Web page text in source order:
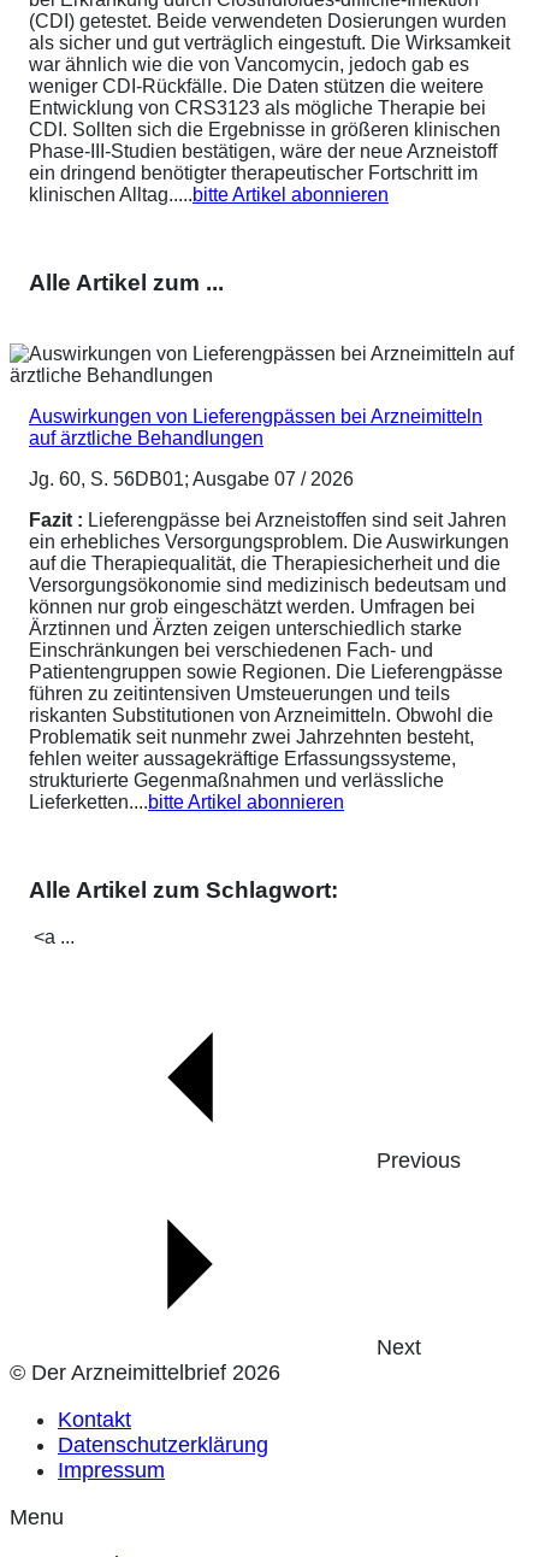
(CDI) getestet. Beide verwendeten Dosierungen wurden
als sicher und gut verträglich eingestuft. Die Wirksamkeit
war ähnlich wie die von Vancomycin, jedoch gab es
weniger CDI-Rückfälle. Die Daten stützen die weitere
Entwicklung von CRS3123 als mögliche Therapie bei
CDI. Sollten sich die Ergebnisse in größeren klinischen
Phase-III-Studien bestätigen, wäre der neue Arzneistoff
ein dringend benötigter therapeutischer Fortschritt im
klinischen Alltag.....bitte Artikel abonnieren
Alle Artikel zum ...
Auswirkungen von Lieferengpässen bei Arzneimitteln
auf ärztliche Behandlungen
Jg. 60, S. 56DB01; Ausgabe 07 / 2026
Fazit : Lieferengpässe bei Arzneistoffen sind seit Jahren
ein erhebliches Versorgungsproblem. Die Auswirkungen
auf die Therapiequalität, die Therapiesicherheit und die
Versorgungsökonomie sind medizinisch bedeutsam und
können nur grob eingeschätzt werden. Umfragen bei
Ärztinnen und Ärzten zeigen unterschiedlich starke
Einschränkungen bei verschiedenen Fach- und
Patientengruppen sowie Regionen. Die Lieferengpässe
führen zu zeitintensiven Umsteuerungen und teils
riskanten Substitutionen von Arzneimitteln. Obwohl die
Problematik seit nunmehr zwei Jahrzehnten besteht,
fehlen weiter aussagekräftige Erfassungssysteme,
strukturierte Gegenmaßnahmen und verlässliche
Lieferketten....bitte Artikel abonnieren
Alle Artikel zum Schlagwort:
<a ...
Previous
Next
© Der Arzneimittelbrief 2026
Kontakt
Datenschutzerklärung
Impressum
Menu